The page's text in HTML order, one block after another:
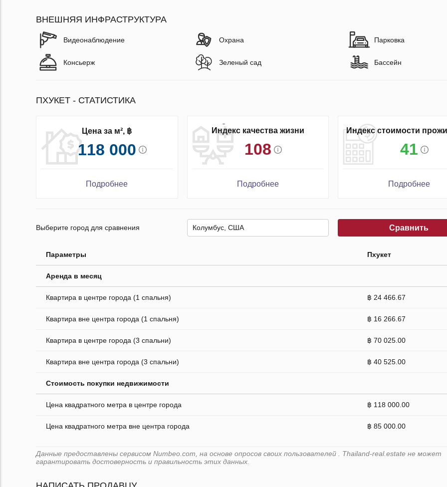
ВНЕШНЯЯ ИНФРАСТРУКТУРА
Видеонаблюдение Охрана Парковка
Консьерж Зеленый сад Бассейн
ПХУКЕТ - СТАТИСТИКА
Цена за м², ฿
118 000
Подробнее
Индекс качества жизни
108
Подробнее
Индекс стоимости
41
Подробнее
Выберите город для сравнения Сравнить
Параметры Пхукет
Аренда в месяц
Квартира в центре города (1 спальня) ฿ 24 466.67
Квартира вне центра города (1 спальня) ฿ 16 266.67
Квартира в центре города (3 спальни) ฿ 70 025.00
Квартира вне центра города (3 спальни) ฿ 40 525.00
Стоимость покупки недвижимости
Цена квадратного метра в центре города ฿ 118 000.00
Цена квадратного метра вне центра города ฿ 85 000.00
Данные предоставлены сервисом Numbeo.com, на основе опросов своих пользователей . Thailand-real.estate не может
гарантировать достоверность и правильность этих данных.